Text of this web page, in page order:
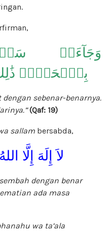
وَجَآءَتۡ
بِٱلۡحَقِّۖ ذَٰلِكَ
sebenar-benarnya.
(Qaf: 19)
sallam bersabda,
لاَ إِلَهَ إِلَّا
dengan benar
ada masa
wa ta’ala